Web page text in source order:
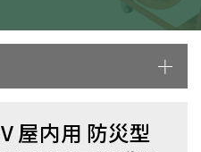
屋内用 防災型